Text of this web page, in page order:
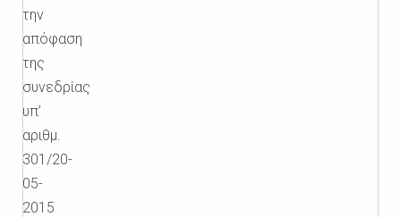
την
απόφαση
της
συνεδρίας
υπ’
αριθμ.
301/20-
05-
2015